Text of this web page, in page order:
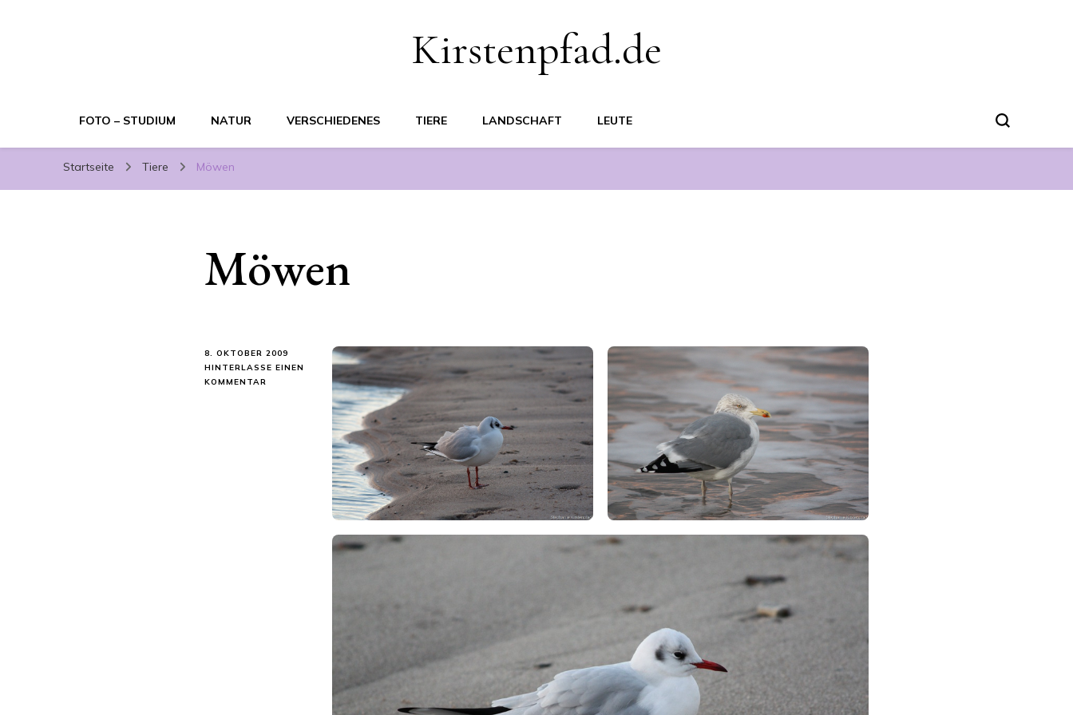
Kirstenpfad.de
FOTO – STUDIUM NATUR VERSCHIEDENES TIERE LANDSCHAFT LEUTE
Startseite Tiere Möwen
Möwen
8. OKTOBER 2009
HINTERLASSE EINEN
KOMMENTAR